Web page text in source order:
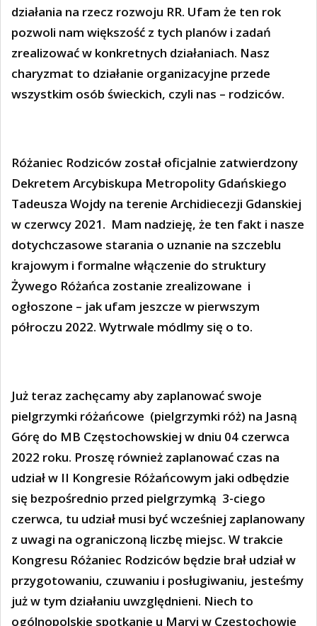
działania na rzecz rozwoju RR. Ufam że ten rok
pozwoli nam większość z tych planów i zadań
zrealizować w konkretnych działaniach. Nasz
charyzmat to działanie organizacyjne przede
wszystkim osób świeckich, czyli nas – rodziców.
Różaniec Rodziców został oficjalnie zatwierdzony
Dekretem Arcybiskupa Metropolity Gdańskiego
Tadeusza Wojdy na terenie Archidiecezji Gdanskiej
w czerwcy 2021. Mam nadzieję, że ten fakt i nasze
dotychczasowe starania o uznanie na szczeblu
krajowym i formalne włączenie do struktury
Żywego Różańca zostanie zrealizowane i
ogłoszone – jak ufam jeszcze w pierwszym
półroczu 2022. Wytrwale módlmy się o to.
Już teraz zachęcamy aby zaplanować swoje
pielgrzymki różańcowe (pielgrzymki róż) na Jasną
Górę do MB Częstochowskiej w dniu 04 czerwca
2022 roku. Proszę również zaplanować czas na
udział w II Kongresie Różańcowym jaki odbędzie
się bezpośrednio przed pielgrzymką 3-ciego
czerwca, tu udział musi być wcześniej zaplanowany
z uwagi na ograniczoną liczbę miejsc. W trakcie
Kongresu Różaniec Rodziców będzie brał udział w
przygotowaniu, czuwaniu i posługiwaniu, jesteśmy
już w tym działaniu uwzględnieni. Niech to
ogólnopolskie spotkanie u Maryi w Częstochowie